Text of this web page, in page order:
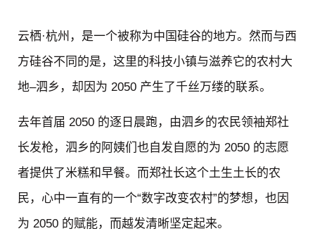
云栖·杭州，是一个被称为中国硅谷的地方。然而与西
方硅谷不同的是，这里的科技小镇与滋养它的农村大
地–泗乡，却因为 2050 产生了千丝万缕的联系。
去年首届 2050 的逐日晨跑，由泗乡的农民领袖郑社
长发枪，泗乡的阿姨们也自发自愿的为 2050 的志愿
者提供了米糕和早餐。而郑社长这个土生土长的农
民，心中一直有的一个“数字改变农村”的梦想，也因
为 2050 的赋能，而越发清晰坚定起来。